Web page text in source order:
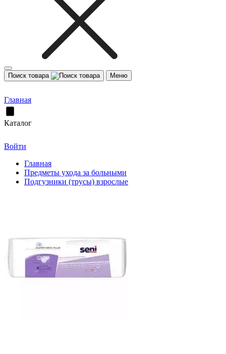
Поиск товара Меню
Главная
Каталог
Войти
Главная
Предметы ухода за больными
Подгузники (трусы) взрослые